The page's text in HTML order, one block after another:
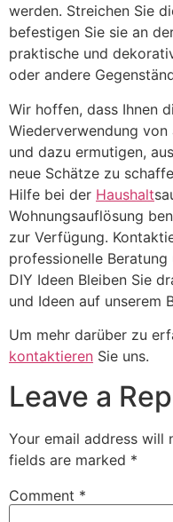
werden. Streichen Sie
befestigen Sie sie an
praktische und
oder andere
Wir hoffen, dass Ihnen
Wiederverwendung
und dazu ermutigen,
neue Schätze zu
Hilfe bei der Haushalt
Wohnungsauflösung
zur Verfügung.
professionelle
DIY Ideen Bleiben Sie
und Ideen auf unserem
Um mehr darüber zu
kontaktieren Sie uns.
Leave a
Your email address will
fields are marked *
Comment *